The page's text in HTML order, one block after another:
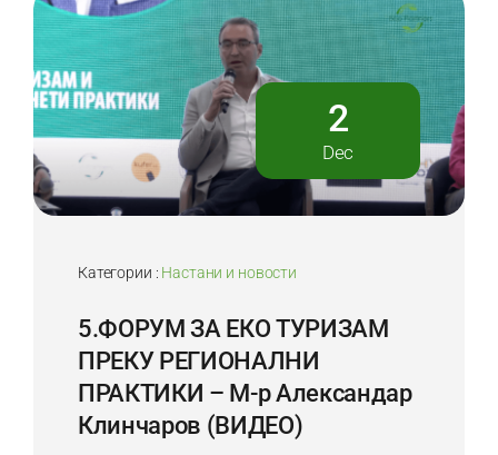
2
Dec
Категории : Настани и новости
5.ФОРУМ ЗА ЕКО ТУРИЗАМ
ПРЕКУ РЕГИОНАЛНИ
ПРАКТИКИ – М-р Александар
Клинчаров (ВИДЕО)